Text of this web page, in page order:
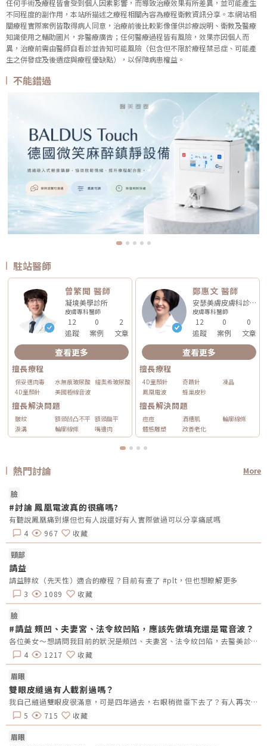
任何手術及療程皆會受到個人因素影響，而導致治療效果有所差異，並可能產生
不同程度的副作用，本站所描述之療程相關內容為療程衛教資訊分享。本網站相
關療程實際案例皆取得病人同意，治療前後比較影像僅供診療說明、衛教及醫療
知識使用之輔助圖片，非醫療廣告；任何醫療過程皆有風險，效果亦因個人而
異，治療前需由醫師自看診並告知可能風險（包含但不限於療程禁忌症、可能產
生之併發症及後遺症與療程優缺點），以保障病患權益。
不能錯過
駐站醫師
曾繁聞 醫師
凝境美學診所
皮膚專科醫師
12
追蹤
0
案例
2
文章
查看更多
擅長療程
保妥適肉毒 水無痕玻尿酸 緹奧希玻尿酸
4D童顏針
美國極線音波
擅長解決問題
皺紋 額頭凹凸不平 額頭扁平
淚溝
輪廓線條 嘴邊肉
鄭惠文 醫師
安瑟美膚皮膚科診所
皮膚專科醫師
12
追蹤
0
案例
0
文章
查看更多
擅長療程
4D童顏針 奇蹟針
凍晶
鳳凰電波
蜂巢皮秒
擅長解決問題
痘痘 酒糟肌
輪廓線條
體態雕塑
改善老化
熱門討論 More
臉
#討論 鳳凰電波真的很痛嗎?
有聽說鳳凰痛到爆但也有人說還好有人實際做過可以分享痛感嗎
4
967 收藏
頸部
請益
請益脖紋（先天性）適合的療程？目前有查了 #plt，但也想瞭解更多
3
1089 收藏
臉
#請益 頰凹、夫妻宮、法令紋凹陷，應該先做填充還是電音波？
各位美女～想請問我目前的狀況是頰凹、夫妻宮、法令紋凹陷，去醫美診所諮詢，他是建議我電音波也要做，但療程下來要20萬左右，目前最困擾的是法令紋&gt;頰凹&gt;夫妻宮是先填充完再打電波嗎？還是先打電波再填充呢～～Â
4
1217 收藏
眉眼
雙眼皮縫過有人載割過嗎？
我自己縫過雙眼皮很滿意，可是四年過去，右眼稍微垂下去了？有人再次縫？或者換成割的？又或者聽說可以去掉一些眼皮脂肪的經驗嗎？
5
715 收藏
眉眼